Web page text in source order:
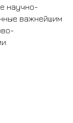
научно-
важнейшим